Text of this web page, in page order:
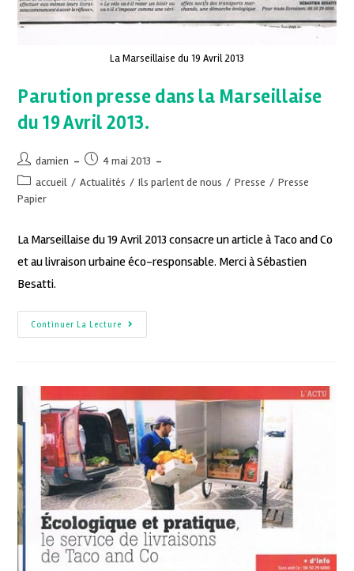
La Marseillaise du 19 Avril 2013
Parution presse dans la Marseillaise
du 19 Avril 2013.
damien
4 mai 2013
accueil / Actualités / Ils parlent de nous / Presse / Presse
Papier
La Marseillaise du 19 Avril 2013 consacre un article à Taco and Co
et au livraison urbaine éco-responsable. Merci à Sébastien
Besatti.
Continuer La Lecture